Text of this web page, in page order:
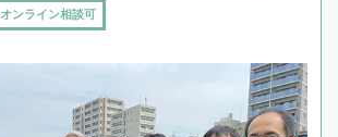
オンライン相談可